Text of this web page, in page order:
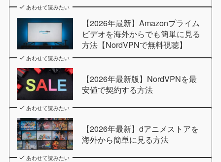
あわせて読みたい
【2026年最新】Amazonプライム
ビデオを海外からでも簡単に見る
方法【NordVPNで無料視聴】
あわせて読みたい
【2026年最新版】NordVPNを最
安値で契約する方法
あわせて読みたい
【2026年最新】dアニメストアを
海外から簡単に見る方法
あわせて読みたい